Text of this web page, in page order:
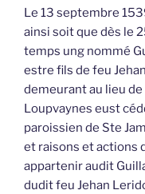
Le 13 septembre
ainsi soit que dès le
temps ung nommé
estre fils de feu
demeurant au lieu
Loupvaynes eust
paroissien de Ste
et raisons et actions
appartenir audit
dudit feu Jehan